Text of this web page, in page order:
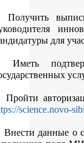
Получить
для
Иметь
Пройти
science.novo-
Внести данные о